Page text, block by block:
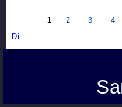
1 2 3 4